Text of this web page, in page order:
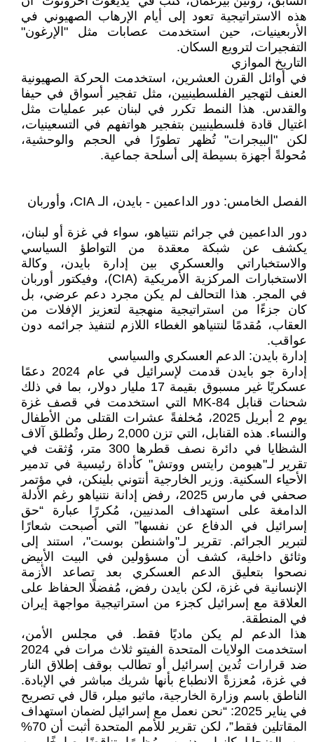
هذه الاستراتيجية تعود إلى أيام الإرهاب الصهيوني في
الأربعينيات، حين استخدمت عصابات مثل "الإرغون"
التفجيرات لترويع السكان.
التاريخ الموازي
في أوائل القرن العشرين، استخدمت الحركة الصهيونية
العنف لتهجير الفلسطينيين، مثل تفجير أسواق في حيفا
والقدس. هذا النمط تكرر في لبنان عبر عمليات مثل
اغتيال قادة فلسطينيين بتفجير هواتفهم في التسعينيات،
لكن "البيجرات" تُظهر تطورًا في الحجم والوحشية،
مُحولةً أجهزة بسيطة إلى أسلحة جماعية.
الفصل الخامس: دور الداعمين - بايدن، الـ CIA، وأوربان
دور الداعمين في جرائم نتنياهو، سواء في غزة أو لبنان،
يكشف عن شبكة معقدة من التواطؤ السياسي
والاستخباراتي والعسكري بين إدارة بايدن، وكالة
الاستخبارات المركزية الأمريكية (CIA)، وفيكتور أوربان
في المجر. هذا التحالف لم يكن مجرد دعم عرضي، بل
كان جزءًا من استراتيجية منهجية لتعزيز الإفلات من
العقاب، مُقدمًا لنتنياهو الغطاء اللازم لتنفيذ جرائمه دون
عواقب.
إدارة بايدن: الدعم العسكري والسياسي
إدارة جو بايدن قدمت لإسرائيل في عام 2024 دعمًا
عسكريًا غير مسبوق بقيمة 17 مليار دولار، بما في ذلك
شحنات قنابل MK-84 التي استخدمت في قصف غزة
يوم 2 أبريل 2025، مُخلفةً عشرات القتلى من الأطفال
والنساء. هذه القنابل، التي تزن 2,000 رطل وتُطلق آلاف
الشظايا في دائرة نصف قطرها 300 متر، وُثقت في
تقرير لـ"هيومن رايتس ووتش" كأداة رئيسية في تدمير
الأحياء السكنية. وزير الخارجية أنتوني بلينكن، في مؤتمر
صحفي في مارس 2025، رفض إدانة نتنياهو رغم الأدلة
الدامغة على استهداف المدنيين، مُكررًا عبارة “حق
إسرائيل في الدفاع عن نفسها” التي أصبحت شعارًا
لتبرير الجرائم. تقرير لـ"واشنطن بوست"، استند إلى
وثائق داخلية، كشف أن مسؤولين في البيت الأبيض
نصحوا بتعليق الدعم العسكري بعد تصاعد الأزمة
الإنسانية في غزة، لكن بايدن رفض، مُفضلًا الحفاظ على
العلاقة مع إسرائيل كجزء من استراتيجية مواجهة إيران
في المنطقة.
هذا الدعم لم يكن ماديًا فقط. في مجلس الأمن،
استخدمت الولايات المتحدة الفيتو ثلاث مرات في 2024
ضد قرارات تُدين إسرائيل أو تطالب بوقف إطلاق النار
في غزة، مُعززةً الانطباع بأنها شريك مباشر في الإبادة.
الناطق باسم وزارة الخارجية، ماثيو ميلر، قال في تصريح
في يناير 2025: “نحن نعمل مع إسرائيل لضمان استهداف
المقاتلين فقط”، لكن تقرير للأمم المتحدة أثبت أن 70%